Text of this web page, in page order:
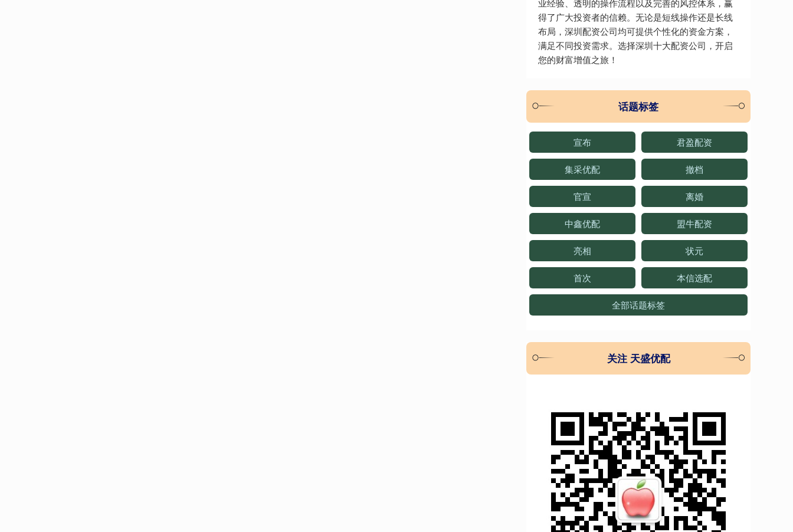
业经验、透明的操作流程以及完善的风控体系，赢
得了广大投资者的信赖。无论是短线操作还是长线
布局，深圳配资公司均可提供个性化的资金方案，
满足不同投资需求。选择深圳十大配资公司，开启
您的财富增值之旅！
话题标签
宣布 君盈配资
集采优配 撤档
官宣 离婚
中鑫优配 盟牛配资
亮相 状元
首次 本信选配
全部话题标签
关注 天盛优配